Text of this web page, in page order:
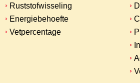
Ruststofwisseling
Energiebehoefte
Vetpercentage